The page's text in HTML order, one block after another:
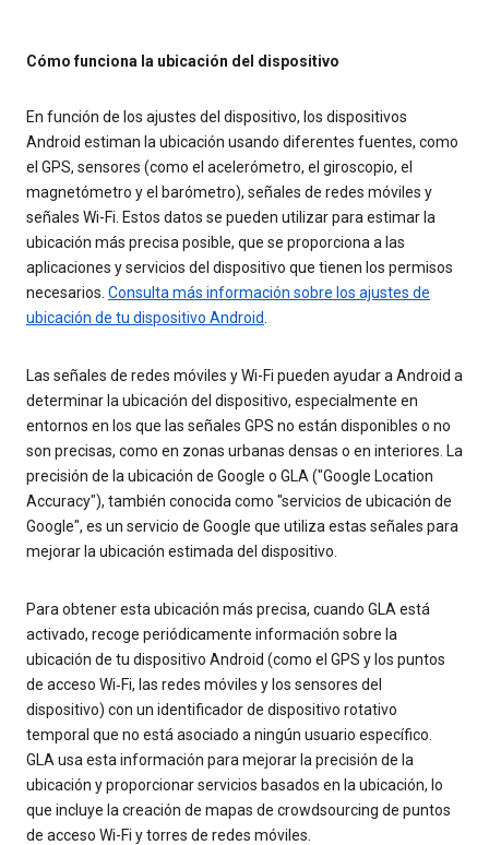
Cómo funciona la ubicación del dispositivo
En función de los ajustes del dispositivo, los dispositivos
Android estiman la ubicación usando diferentes fuentes, como
el GPS, sensores (como el acelerómetro, el giroscopio, el
magnetómetro y el barómetro), señales de redes móviles y
señales Wi-Fi. Estos datos se pueden utilizar para estimar la
ubicación más precisa posible, que se proporciona a las
aplicaciones y servicios del dispositivo que tienen los permisos
necesarios. Consulta más información sobre los ajustes de
ubicación de tu dispositivo Android
Las señales de redes móviles y Wi-Fi pueden ayudar a Android a
determinar la ubicación del dispositivo, especialmente en
entornos en los que las señales GPS no están disponibles o no
son precisas, como en zonas urbanas densas o en interiores. La
precisión de la ubicación de Google o GLA ("Google Location
Accuracy"), también conocida como "servicios de ubicación de
Google", es un servicio de Google que utiliza estas señales para
mejorar la ubicación estimada del dispositivo.
Para obtener esta ubicación más precisa, cuando GLA está
activado, recoge periódicamente información sobre la
ubicación de tu dispositivo Android (como el GPS y los puntos
de acceso Wi‐Fi, las redes móviles y los sensores del
dispositivo) con un identificador de dispositivo rotativo
temporal que no está asociado a ningún usuario específico.
GLA usa esta información para mejorar la precisión de la
ubicación y proporcionar servicios basados en la ubicación, lo
que incluye la creación de mapas de crowdsourcing de puntos
de acceso Wi-Fi y torres de redes móviles.